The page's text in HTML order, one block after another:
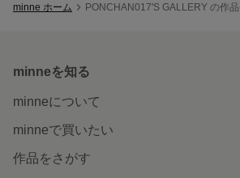
minne ホーム PONCHAN017'S GALLERY の作
minneを知る
minneについて
minneで買いたい
作品をさがす